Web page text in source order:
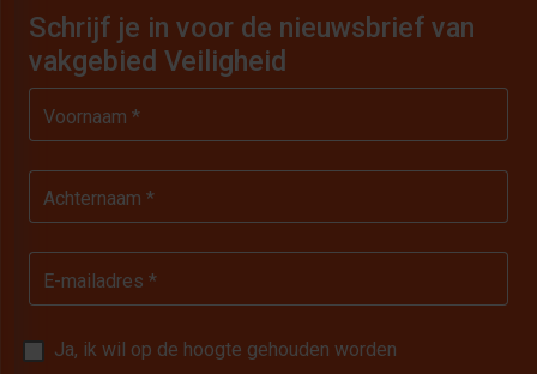
Schrijf je in voor de nieuwsbrief van
vakgebied Veiligheid
Voornaam *
Achternaam *
E-mailadres *
Ja, ik wil op de hoogte gehouden worden